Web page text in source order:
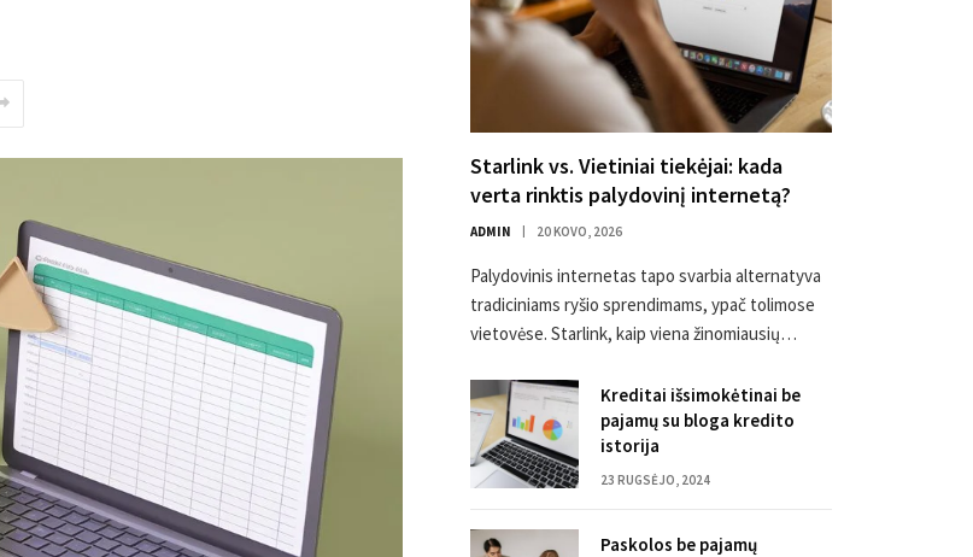
Starlink vs. Vietiniai tiekėjai: kada
verta rinktis palydovinį internetą?
ADMIN 20 KOVO, 2026
Palydovinis internetas tapo svarbia alternatyva
tradiciniams ryšio sprendimams, ypač tolimose
vietovėse. Starlink, kaip viena žinomiausių…
Kreditai išsimokėtinai be
pajamų su bloga kredito
istorija
23 RUGSĖJO, 2024
Paskolos be pajamų